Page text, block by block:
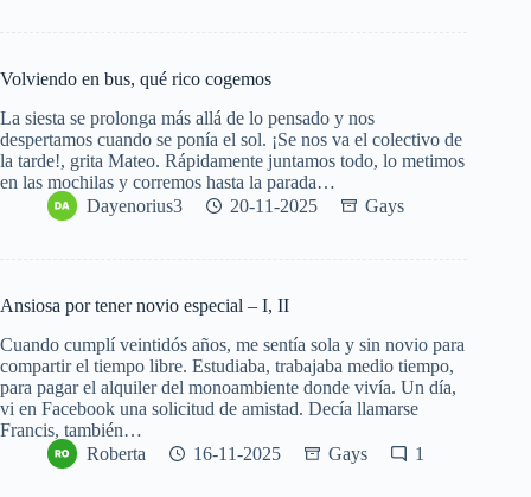
Volviendo en bus, qué rico cogemos
La siesta se prolonga más allá de lo pensado y nos
despertamos cuando se ponía el sol. ¡Se nos va el colectivo de
la tarde!, grita Mateo. Rápidamente juntamos todo, lo metimos
en las mochilas y corremos hasta la parada…
Dayenorius3
20-11-2025 Gays
Ansiosa por tener novio especial – I, II
Cuando cumplí veintidós años, me sentía sola y sin novio para
compartir el tiempo libre. Estudiaba, trabajaba medio tiempo,
para pagar el alquiler del monoambiente donde vivía. Un día,
vi en Facebook una solicitud de amistad. Decía llamarse
Francis, también…
Roberta
16-11-2025 Gays 1